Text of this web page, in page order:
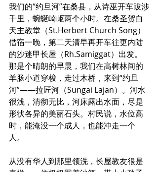
我们的“约旦河”在桑县，从诗巫开车跋涉
千里，蜿蜒崎岖两个小时。在桑圣贺白
天主教堂（St.Herbert Church Song）
借宿一晚，第二天清早再开车往更内陆
的沙迷甲长屋（Rh.Samiggat）出发。
那是个晴朗的早晨，我们在高树林间的
羊肠小道穿梭，走过木桥，来到“约旦
河”——拉匠河（Sungai Lajan）。河水
很浅，清彻无比，河床露出水面，尽是
形状各异的美丽石头。村民说，水位高
时，能淹没一个成人，也能冲走一个
人。
从没有华人到那里领洗，长屋教友很是